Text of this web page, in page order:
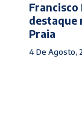
Francisco
destaque
Praia
4 De Agosto,